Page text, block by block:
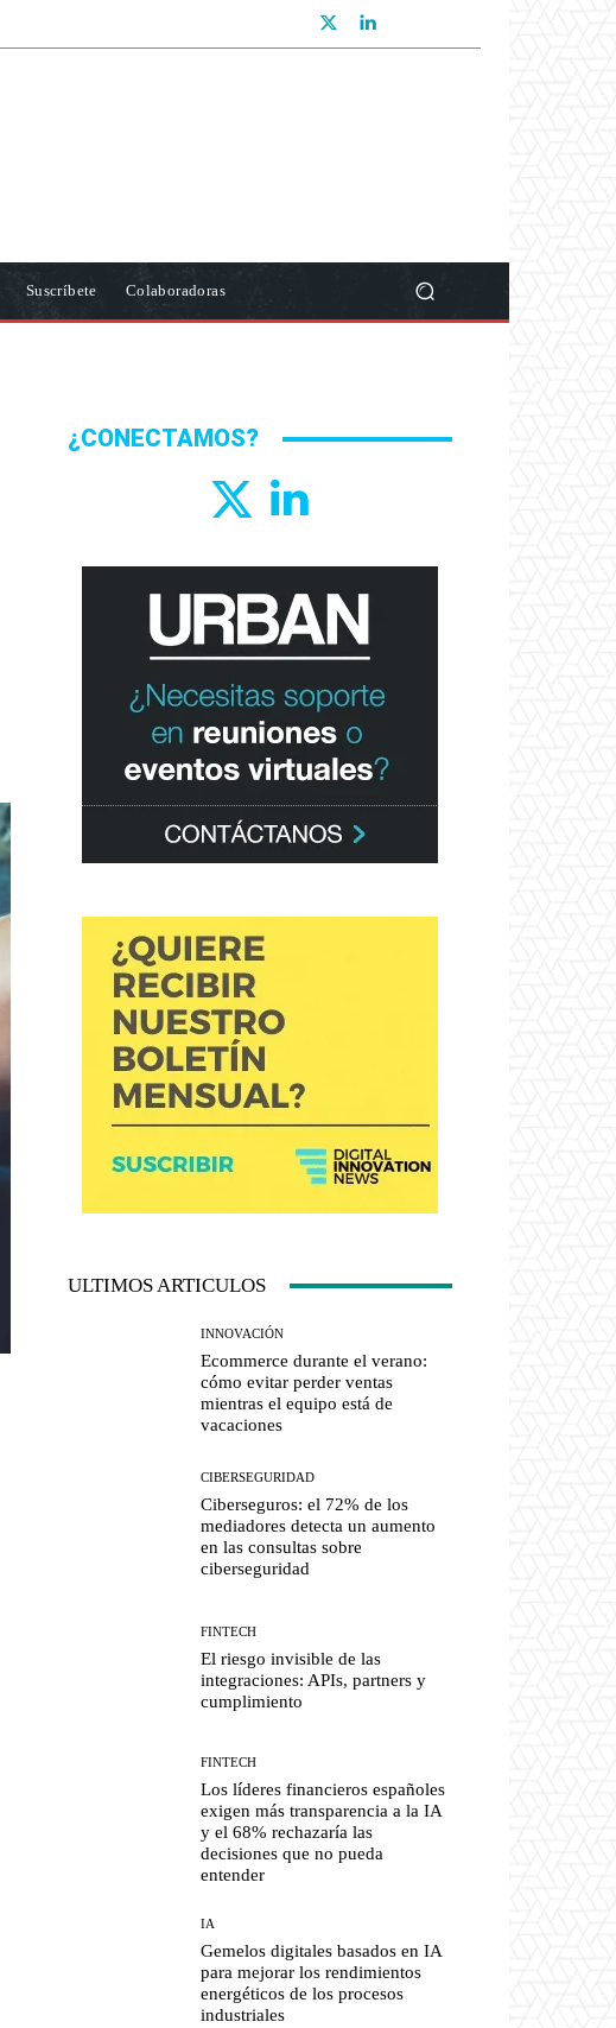
Suscríbete Colaboradoras
¿CONECTAMOS?
ULTIMOS ARTICULOS
INNOVACIÓN
Ecommerce durante el verano:
cómo evitar perder ventas
mientras el equipo está de
vacaciones
CIBERSEGURIDAD
Ciberseguros: el 72% de los
mediadores detecta un aumento
en las consultas sobre
ciberseguridad
FINTECH
El riesgo invisible de las
integraciones: APIs, partners y
cumplimiento
FINTECH
Los líderes financieros españoles
exigen más transparencia a la IA
y el 68% rechazaría las
decisiones que no pueda
entender
IA
Gemelos digitales basados en IA
para mejorar los rendimientos
energéticos de los procesos
industriales